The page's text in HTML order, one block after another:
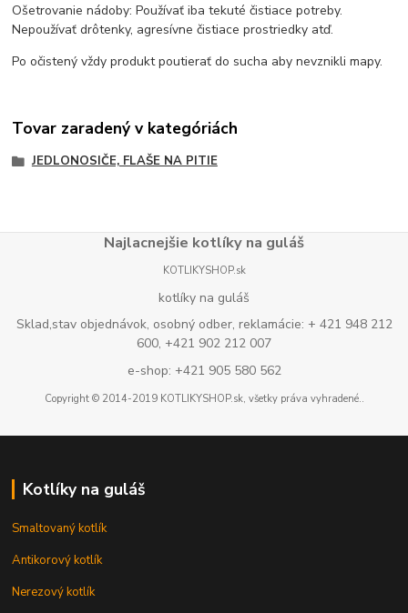
Ošetrovanie nádoby: Používať iba tekuté čistiace potreby.
Nepoužívať drôtenky, agresívne čistiace prostriedky atď.
Po očistený vždy produkt poutierať do sucha aby nevznikli mapy.
Tovar zaradený v kategóriách
JEDLONOSIČE, FLAŠE NA PITIE
Najlacnejšie kotlíky na guláš
KOTLIKYSHOP.sk
kotlíky na guláš
Sklad,stav objednávok, osobný odber, reklamácie: + 421 948 212
600, +421 902 212 007
e-shop: +421 905 580 562
Copyright © 2014-2019 KOTLIKYSHOP.sk, všetky práva vyhradené..
Kotlíky na guláš
Smaltovaný kotlík
Antikorový kotlík
Nerezový kotlík